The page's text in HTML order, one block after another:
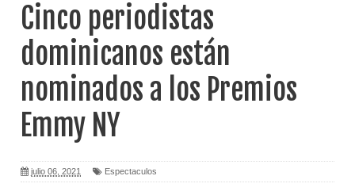
Cinco periodistas
dominicanos están
nominados a los Premios
Emmy NY
julio 06, 2021 Espectaculos